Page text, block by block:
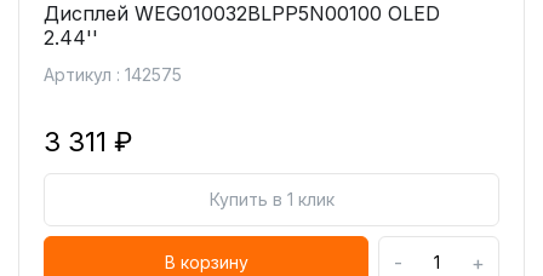
Дисплей WEG010032BLPP5N00100 OLED
2.44''
Артикул : 142575
3 311 ₽
Купить в 1 клик
В корзину - +